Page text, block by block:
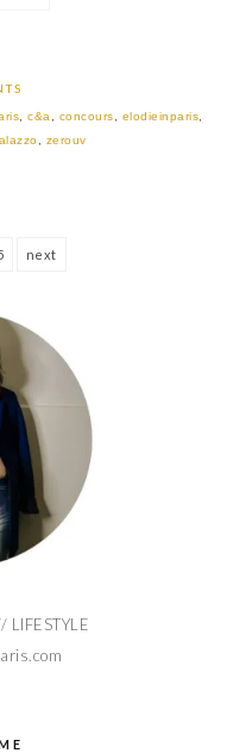
c&a concours elodieinparis
zerouv
next
LIFESTYLE